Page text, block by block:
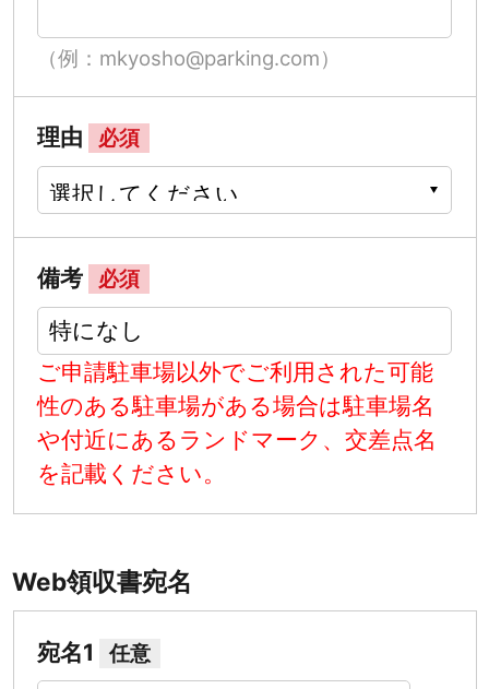
（例：mkyosho@parking.com）
理由 必須
備考 必須
ご申請駐車場以外でご利用された可能
性のある駐車場がある場合は駐車場名
や付近にあるランドマーク、交差点名
を記載ください。
Web領収書宛名
宛名1 任意